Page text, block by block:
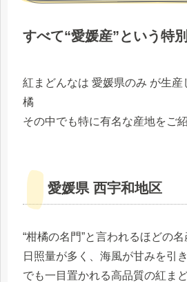
すべて“愛媛産”という特
紅まどんなは 愛媛県のみ が生
橘
その中でも特に有名な産地をご
愛媛県 西宇和地区
“柑橘の名門”と言われるほどの
日照量が多く、海風が甘みを引
でも一目置かれる高品質の紅ま